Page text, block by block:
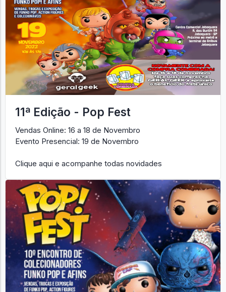
11ª Edição - Pop Fest
Vendas Online: 16 a 18 de Novembro
Evento Presencial: 19 de Novembro
Clique aqui e acompanhe todas novidades